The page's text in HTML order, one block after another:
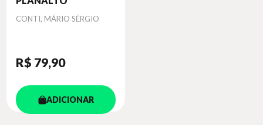
Autor
CONTI, MÁRIO SÉRGIO
R$ 79,90
ADICIONAR